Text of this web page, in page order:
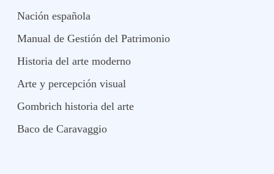
Nación española
Manual de Gestión del Patrimonio
Historia del arte moderno
Arte y percepción visual
Gombrich historia del arte
Baco de Caravaggio